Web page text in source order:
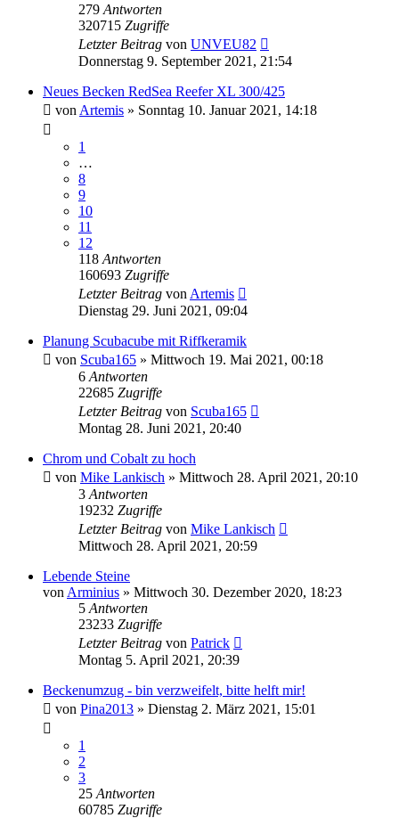
279 Antworten
320715 Zugriffe
Letzter Beitrag von UNVEU82
Donnerstag 9. September 2021, 21:54
Neues Becken RedSea Reefer XL 300/425
von Artemis » Sonntag 10. Januar 2021, 14:18
1
…
8
9
10
11
12
118 Antworten
160693 Zugriffe
Letzter Beitrag von Artemis
Dienstag 29. Juni 2021, 09:04
Planung Scubacube mit Riffkeramik
von Scuba165 » Mittwoch 19. Mai 2021, 00:18
6 Antworten
22685 Zugriffe
Letzter Beitrag von Scuba165
Montag 28. Juni 2021, 20:40
Chrom und Cobalt zu hoch
von Mike Lankisch » Mittwoch 28. April 2021, 20:10
3 Antworten
19232 Zugriffe
Letzter Beitrag von Mike Lankisch
Mittwoch 28. April 2021, 20:59
Lebende Steine
von Arminius » Mittwoch 30. Dezember 2020, 18:23
5 Antworten
23233 Zugriffe
Letzter Beitrag von Patrick
Montag 5. April 2021, 20:39
Beckenumzug - bin verzweifelt, bitte helft mir!
von Pina2013 » Dienstag 2. März 2021, 15:01
1
2
3
25 Antworten
60785 Zugriffe